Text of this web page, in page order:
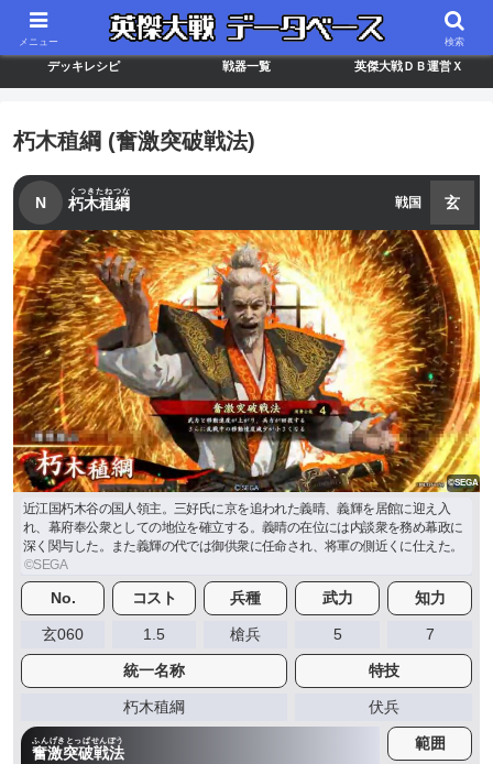
最新バージョン情報 武将ランキング カードリスト
デッキレシピ 戦器一覧 英傑大戦ＤＢ運営Ｘ
朽木稙綱 (奮激突破戦法)
N 朽木稙綱
くつきたねつな
戦国 玄
近江国朽木谷の国人領主。三好氏に京を追われた義晴、義輝を居館に迎え入
れ、幕府奉公衆としての地位を確立する。義晴の在位には内談衆を務め幕政に
深く関与した。また義輝の代では御供衆に任命され、将軍の側近くに仕えた。
No. コスト 兵種 武力 知力
玄060 1.5 槍兵 5 7
統一名称 特技
朽木稙綱 伏兵
奮激突破戦法
ふんげきとっぱせんぽう 範囲
メニュー 検索